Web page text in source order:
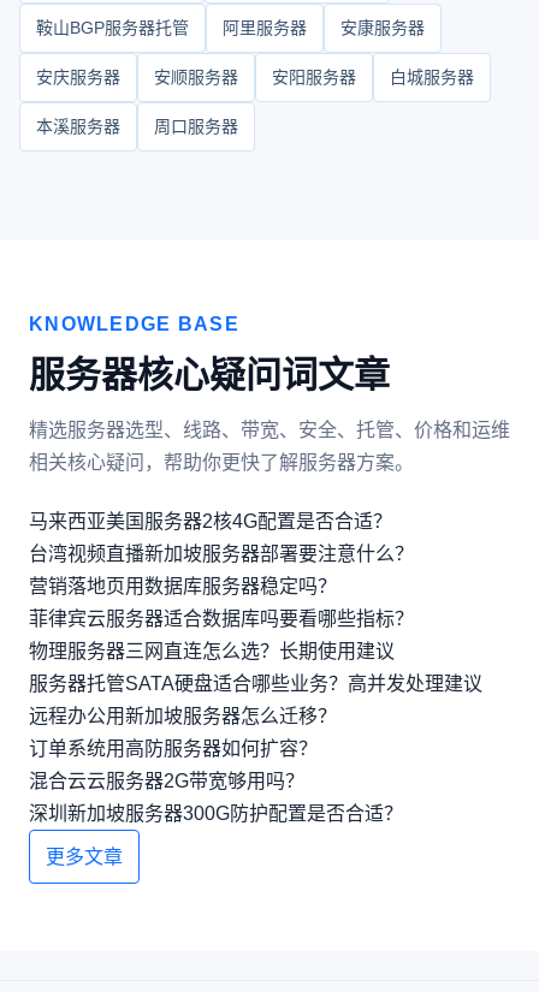
鞍山BGP服务器托管 阿里服务器 安康服务器
安庆服务器 安顺服务器 安阳服务器 白城服务器
本溪服务器 周口服务器
KNOWLEDGE BASE
服务器核心疑问词文章
精选服务器选型、线路、带宽、安全、托管、价格和运维
相关核心疑问，帮助你更快了解服务器方案。
马来西亚美国服务器2核4G配置是否合适？
台湾视频直播新加坡服务器部署要注意什么？
营销落地页用数据库服务器稳定吗？
菲律宾云服务器适合数据库吗要看哪些指标？
物理服务器三网直连怎么选？长期使用建议
服务器托管SATA硬盘适合哪些业务？高并发处理建议
远程办公用新加坡服务器怎么迁移？
订单系统用高防服务器如何扩容？
混合云云服务器2G带宽够用吗？
深圳新加坡服务器300G防护配置是否合适？
更多文章